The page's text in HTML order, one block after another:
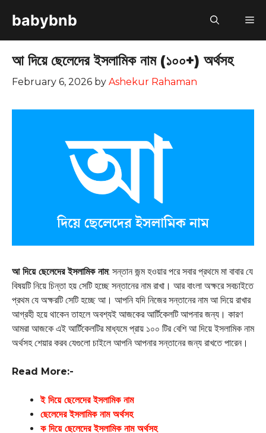
babybnb
আ দিয়ে ছেলেদের ইসলামিক নাম (১০০+) অর্থসহ
February 6, 2026 by Ashekur Rahaman
আ দিয়ে ছেলেদের ইসলামিক নাম: সন্তান জন্ম হওয়ার পরে সবার প্রথমে মা বাবার যে
বিষয়টি নিয়ে চিন্তা হয় সেটি হচ্ছে সন্তানের নাম রাখা। আর বাংলা অক্ষরে সবচাইতে
প্রথম যে অক্ষরটি সেটি হচ্ছে আ। আপনি যদি নিজের সন্তানের নাম আ দিয়ে রাখার
আগ্রহী হয়ে থাকেন তাহলে অবশ্যই আজকের আর্টিকেলটি আপনার জন্য। কারণ
আমরা আজকে এই আর্টিকেলটির মাধ্যমে প্রায় ১০০ টির বেশি আ দিয়ে ইসলামিক নাম
অর্থসহ শেয়ার করব যেগুলো চাইলে আপনি আপনার সন্তানের জন্য রাখতে পারেন।
Read More:-
ই দিয়ে ছেলেদের ইসলামিক নাম
ছেলেদের ইসলামিক নাম অর্থসহ
ক দিয়ে ছেলেদের ইসলামিক নাম অর্থসহ